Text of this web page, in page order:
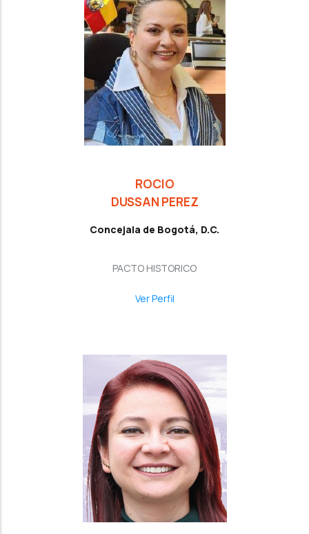
ROCIO
DUSSAN PEREZ
Concejala de Bogotá, D.C.
PACTO HISTORICO
Ver Perfil